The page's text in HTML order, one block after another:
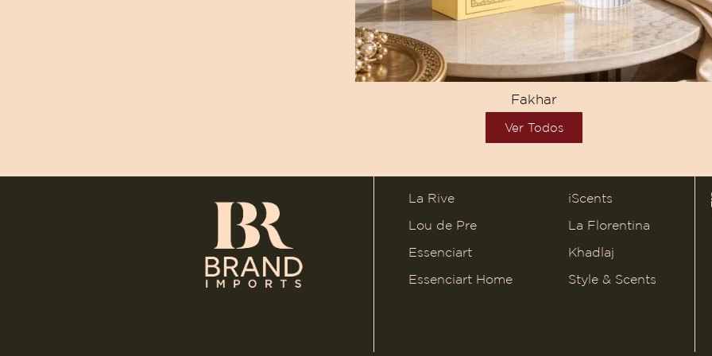
Fakhar
Ver Todos
La Rive
Lou de Pre
Essenciart
Essenciart Home
iScents
La Florentina
Khadlaj
Style & Scents